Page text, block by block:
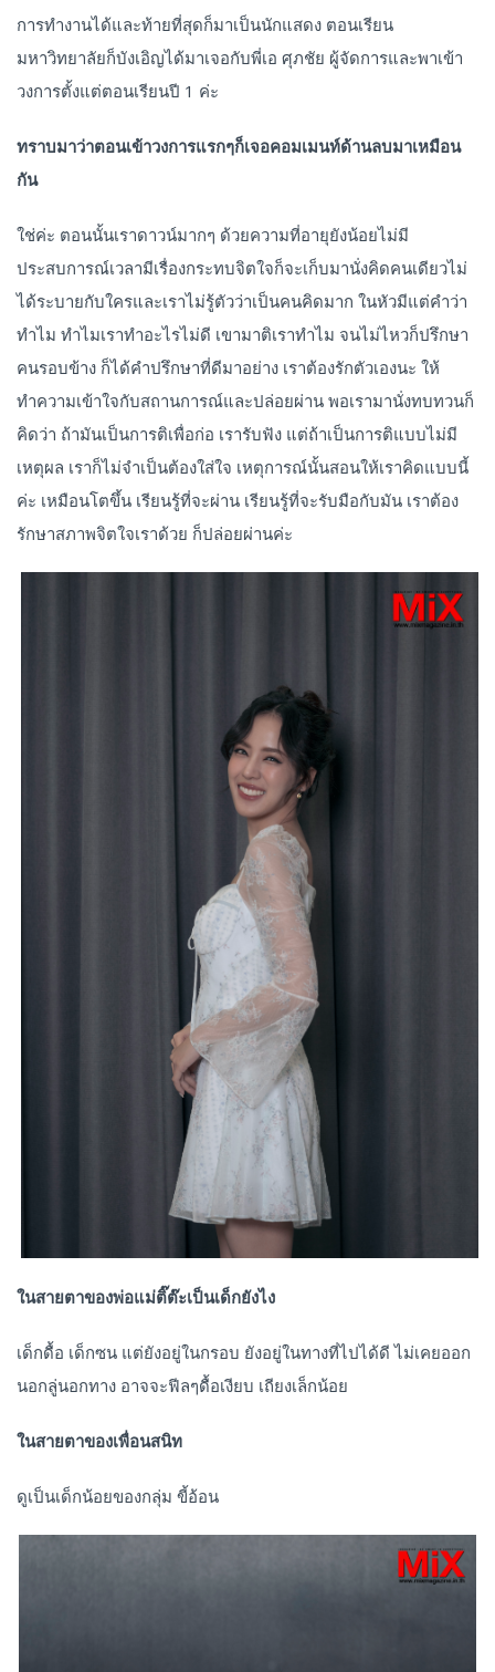
การทำงานได้และท้ายที่สุดก็มาเป็นนักแสดง ตอนเรียน
มหาวิทยาลัยก็บังเอิญได้มาเจอกับพี่เอ ศุภชัย ผู้จัดการและพาเข้า
วงการตั้งแต่ตอนเรียนปี 1 ค่ะ
ทราบมาว่าตอนเข้าวงการแรกๆก็เจอคอมเมนท์ด้านลบมาเหมือน
กัน
ใช่ค่ะ ตอนนั้นเราดาวน์มากๆ ด้วยความที่อายุยังน้อยไม่มี
ประสบการณ์เวลามีเรื่องกระทบจิตใจก็จะเก็บมานั่งคิดคนเดียวไม่
ได้ระบายกับใครและเราไม่รู้ตัวว่าเป็นคนคิดมาก ในหัวมีแต่คำว่า
ทำไม ทำไมเราทำอะไรไม่ดี เขามาติเราทำไม จนไม่ไหวก็ปรึกษา
คนรอบข้าง ก็ได้คำปรึกษาที่ดีมาอย่าง เราต้องรักตัวเองนะ ให้
ทำความเข้าใจกับสถานการณ์และปล่อยผ่าน พอเรามานั่งทบทวนก็
คิดว่า ถ้ามันเป็นการติเพื่อก่อ เรารับฟัง แต่ถ้าเป็นการติแบบไม่มี
เหตุผล เราก็ไม่จำเป็นต้องใส่ใจ เหตุการณ์นั้นสอนให้เราคิดแบบนี้
ค่ะ เหมือนโตขึ้น เรียนรู้ที่จะผ่าน เรียนรู้ที่จะรับมือกับมัน เราต้อง
รักษาสภาพจิตใจเราด้วย ก็ปล่อยผ่านค่ะ
ในสายตาของพ่อแม่ติ๊ต๊ะเป็นเด็กยังไง
เด็กดื้อ เด็กซน แต่ยังอยู่ในกรอบ ยังอยู่ในทางที่ไปได้ดี ไม่เคยออก
นอกลู่นอกทาง อาจจะฟีลๆดื้อเงียบ เถียงเล็กน้อย
ในสายตาของเพื่อนสนิท
ดูเป็นเด็กน้อยของกลุ่ม ขี้อ้อน